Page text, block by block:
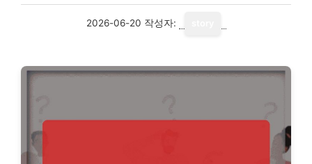
2026-06-20 작성자: